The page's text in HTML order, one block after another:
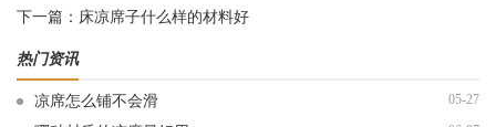
下一篇： 床凉席子什么样的材料好
热门资讯
凉席怎么铺不会滑 05-27